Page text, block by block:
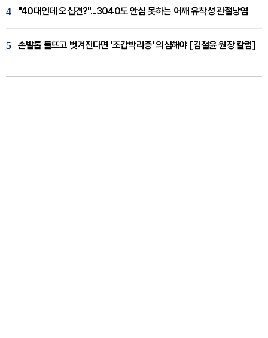
4 "40대인데 오십견?"...3040도 안심 못하는 어깨 유착성 관절낭염
5 손발톱 들뜨고 벗겨진다면 '조갑박리증' 의심해야 [김철윤 원장 칼럼]